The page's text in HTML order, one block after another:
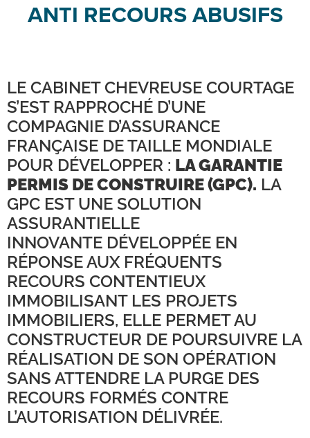
ANTI RECOURS ABUSIFS
LE CABINET CHEVREUSE COURTAGE
S’EST RAPPROCHÉ D’UNE
COMPAGNIE D’ASSURANCE
FRANÇAISE DE TAILLE MONDIALE
POUR DÉVELOPPER : LA GARANTIE
PERMIS DE CONSTRUIRE (GPC). LA
GPC EST UNE SOLUTION
ASSURANTIELLE
INNOVANTE DÉVELOPPÉE EN
RÉPONSE AUX FRÉQUENTS
RECOURS CONTENTIEUX
IMMOBILISANT LES PROJETS
IMMOBILIERS, ELLE PERMET AU
CONSTRUCTEUR DE POURSUIVRE LA
RÉALISATION DE SON OPÉRATION
SANS ATTENDRE LA PURGE DES
RECOURS FORMÉS CONTRE
L’AUTORISATION DÉLIVRÉE.